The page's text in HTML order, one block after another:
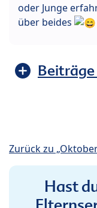
oder Junge
über beides
Zurück zu
Hast